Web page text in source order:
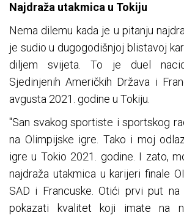
Najdraža utakmica u Tokiju
Nema dilemu kada je u pitanju
je sudio u dugogodišnjoj blistavoj
diljem svijeta. To je duel
Sjedinjenih Američkih Država i
avgusta 2021. godine u Tokiju.
"San svakog sportiste i sportskog
na Olimpijske igre. Tako i moj
igre u Tokio 2021. godine. I zato,
najdraža utakmica u karijeri finale
SAD i Francuske. Otići prvi put
pokazati kvalitet koji imate na